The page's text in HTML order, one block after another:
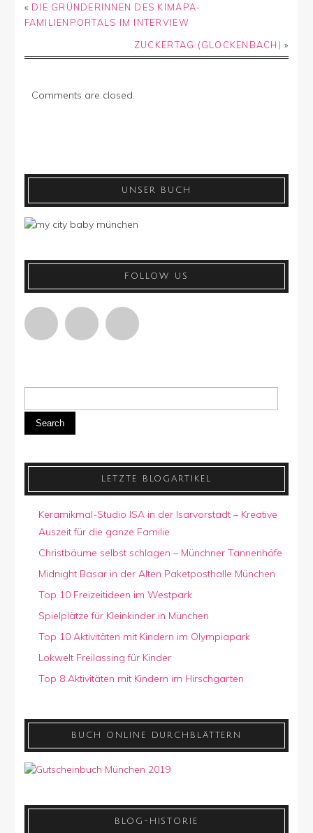
« DIE GRÜNDERINNEN DES KIMAPA-
FAMILIENPORTALS IM INTERVIEW
ZUCKERTAG (GLOCKENBACH) »
Comments are closed.
UNSER BUCH
FOLLOW US
Search
LETZTE BLOGARTIKEL
Keramikmal-Studio ISA in der Isarvorstadt – Kreative
Auszeit für die ganze Familie
Christbäume selbst schlagen – Münchner Tannenhöfe
Midnight Basar in der Alten Paketposthalle München
Top 10 Freizeitideen im Westpark
Spielplätze für Kleinkinder in München
Top 10 Aktivitäten mit Kindern im Olympiapark
Lokwelt Freilassing für Kinder
Top 8 Aktivitäten mit Kindern im Hirschgarten
BUCH ONLINE DURCHBLÄTTERN
BLOG-HISTORIE